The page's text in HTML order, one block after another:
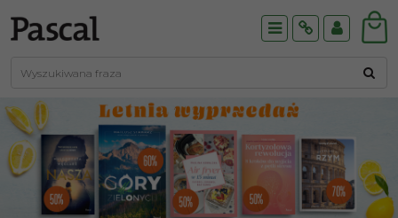
MenuInfoPanel